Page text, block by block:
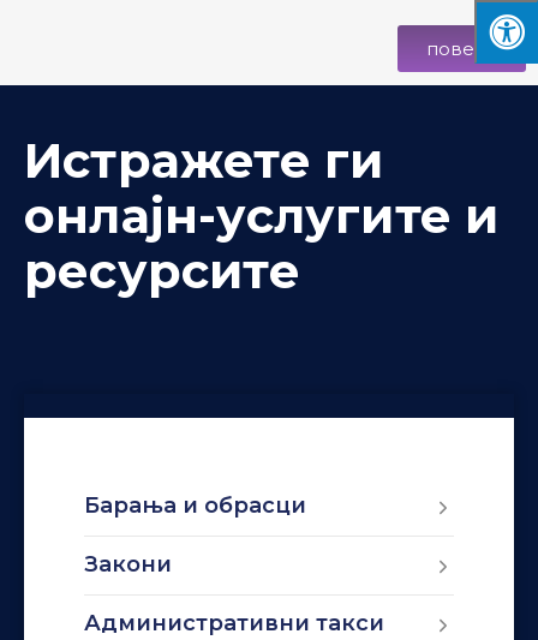
повеќе
Истражете ги
онлајн-услугите и
ресурсите
Барања и обрасци
Закони
Административни такси